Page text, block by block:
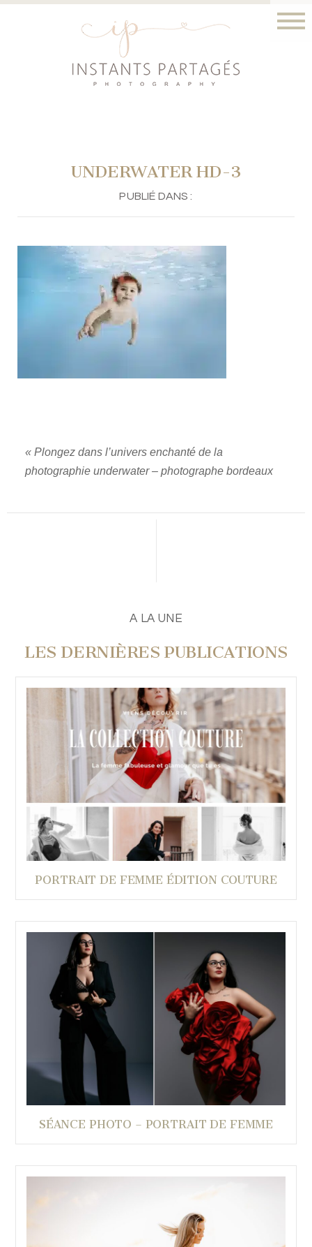
UNDERWATER HD-3
PUBLIÉ DANS :
« Plongez dans l’univers enchanté de la
photographie underwater – photographe bordeaux
A LA UNE
LES DERNIÈRES PUBLICATIONS
PORTRAIT DE FEMME ÉDITION COUTURE
SÉANCE PHOTO – PORTRAIT DE FEMME